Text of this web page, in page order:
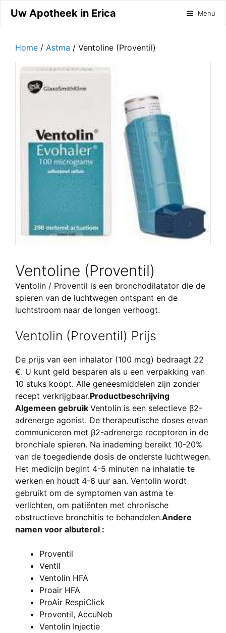
naar
inhoud
Uw Apotheek in Erica Menu
Home / Astma / Ventoline (Proventil)
Ventoline (Proventil)
Ventolin / Proventil is een bronchodilatator die de
spieren van de luchtwegen ontspant en de
luchtstroom naar de longen verhoogt.
Ventolin (Proventil) Prijs
De prijs van een inhalator (100 mcg) bedraagt 22
€. U kunt geld besparen als u een verpakking van
10 stuks koopt. Alle geneesmiddelen zijn zonder
recept verkrijgbaar.Productbeschrijving
Algemeen gebruik Ventolin is een selectieve β2-
adrenerge agonist. De therapeutische doses ervan
communiceren met β2-adrenerge receptoren in de
bronchiale spieren. Na inademing bereikt 10-20%
van de toegediende dosis de onderste luchtwegen.
Het medicijn begint 4-5 minuten na inhalatie te
werken en houdt 4-6 uur aan. Ventolin wordt
gebruikt om de symptomen van astma te
verlichten, om patiënten met chronische
obstructieve bronchitis te behandelen.Andere
namen voor albuterol :
Proventil
Ventil
Ventolin HFA
Proair HFA
ProAir RespiClick
Proventil, AccuNeb
Ventolin Injectie